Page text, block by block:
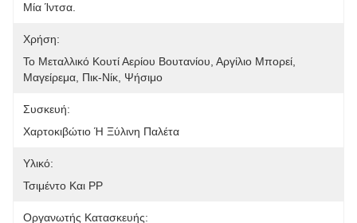
Μία Ίντσα.
Χρήση:
Το Μεταλλικό Κουτί Αερίου Βουτανίου, Αργίλιο Μπορεί,
Μαγείρεμα, Πικ-Νίκ, Ψήσιμο
Συσκευή:
Χαρτοκιβώτιο Ή Ξύλινη Παλέτα
Υλικό:
Τσιμέντο Και PP
Οργανωτής Κατασκευής: